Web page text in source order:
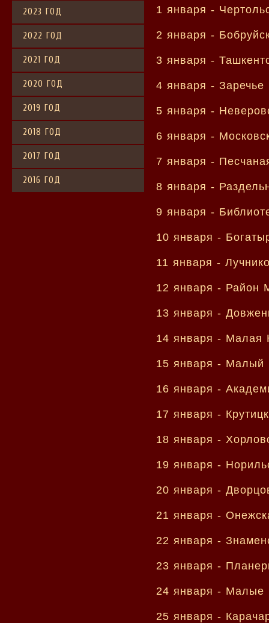
2023 ГОД
2022 ГОД
2021 ГОД
2020 ГОД
2019 ГОД
2018 ГОД
2017 ГОД
2016 ГОД
1 января -
2 января -
3 января -
4 января - Заречье
5 января -
6 января -
7 января -
8 января -
9 января -
10 января -
11 января -
12 января - Район
13 января -
14 января - Малая
15 января - Малый
16 января -
17 января -
18 января -
19 января -
20 января -
21 января -
22 января -
23 января -
24 января - Малые
25 января -